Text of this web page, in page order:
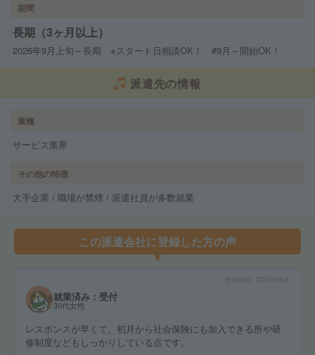
期間
長期（3ヶ月以上）
2026年9月上旬～長期 ※スタート日相談OK！ #9月～開始OK！
派遣先の情報
業種
サービス業界
その他の特徴
大手企業 / 職場が禁煙 / 派遣社員が多数就業
この派遣会社に登録した方の声
就業済み：受付
30代女性
レスポンスが早くて、初月から社会保険にも加入できる所や研
修制度などもしっかりしている点です。